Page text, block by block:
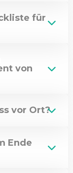
für
von
vor Ort?
Ende